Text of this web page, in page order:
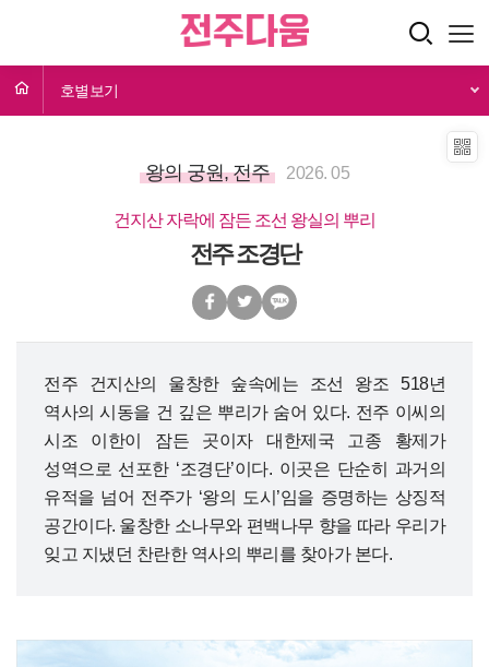
호별보기
왕의 궁원, 전주 2026. 05
건지산 자락에 잠든 조선 왕실의 뿌리
전주 조경단
전주 건지산의 울창한 숲속에는 조선 왕조 518년
역사의 시동을 건 깊은 뿌리가 숨어 있다. 전주 이씨의
시조 이한이 잠든 곳이자 대한제국 고종 황제가
성역으로 선포한 ‘조경단’이다. 이곳은 단순히 과거의
유적을 넘어 전주가 ‘왕의 도시’임을 증명하는 상징적
공간이다. 울창한 소나무와 편백나무 향을 따라 우리가
잊고 지냈던 찬란한 역사의 뿌리를 찾아가 본다.